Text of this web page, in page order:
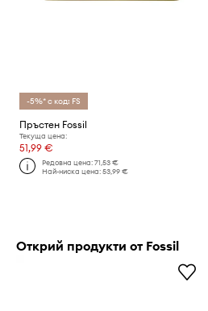
-5%* с код: FS
Пръстен Fossil
Текуща цена:
51,99 €
Редовна цена:71,53 €
Най-ниска цена:53,99 €
Открий продукти от Fossil